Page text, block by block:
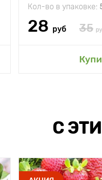
Кол-во в упаковке:
28 руб 35
С